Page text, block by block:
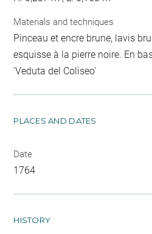
Materials and techniques
Pinceau et encre brune, lavis
esquisse à la pierre noire. En
'Veduta del Coliseo'
PLACES AND DATES
Date
1764
HISTORY